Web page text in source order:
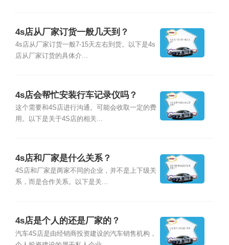
4s店从厂家订货一般几天到？
4s店从厂家订货一般7-15天左右到货。以下是4s
店从厂家订货的具体介...
4s店会帮忙安装行车记录仪吗？
这个需要和4S店进行沟通。可能会收取一定的费
用。以下是关于4S店的相关...
4s店和厂家是什么关系？
4S店和厂家是两家不同的企业，并不是上下级关
系，而是合作关系。以下是关...
4s店是个人的还是厂家的？
汽车4S店是由经销商投资建设的汽车销售机构，